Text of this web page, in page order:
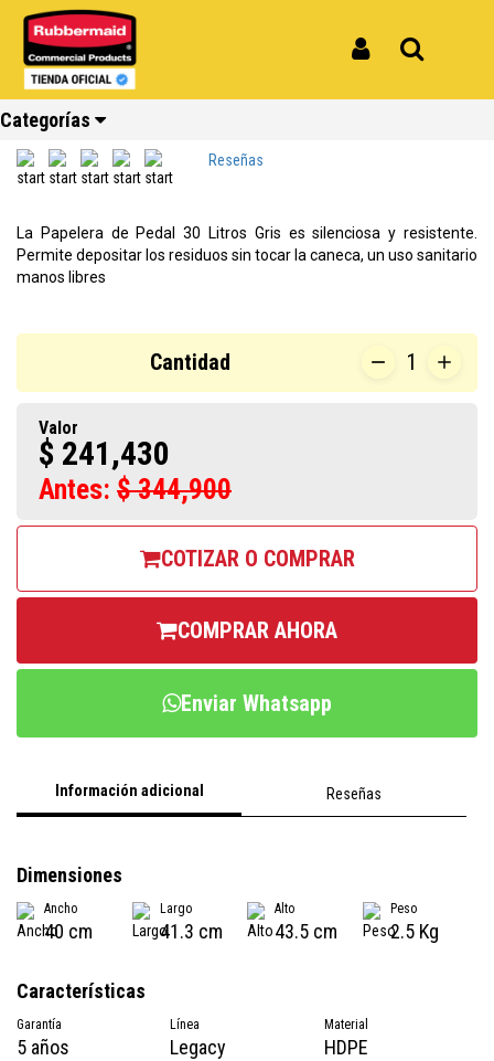
Categorías
Inicio Productos
Papelera de Pedal 30 litros Gris
2033454
REF: 2033454
Reseñas
La Papelera de Pedal 30 Litros Gris es silenciosa y resistente.
Permite depositar los residuos sin tocar la caneca, un uso sanitario
manos libres
Cantidad 1
Valor
$ 241,430
Antes: $ 344,900
COTIZAR O COMPRAR
COMPRAR AHORA
Enviar Whatsapp
Información adicional Reseñas
Dimensiones
Ancho
40 cm
Largo
41.3 cm
Alto
43.5 cm
Peso
2.5 Kg
Características
Garantía
5 años
Línea
Legacy
Material
HDPE
los
productos
los
productos
los
productos
los
productos
los
productos
los
productos